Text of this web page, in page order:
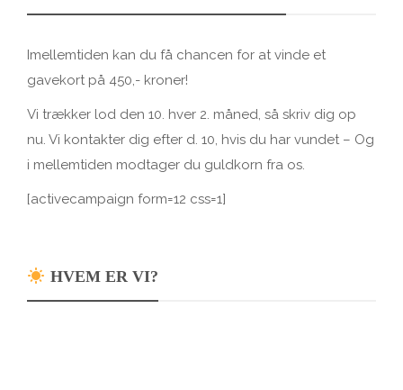
Imellemtiden kan du få chancen for at vinde et
gavekort på 450,- kroner!
Vi trækker lod den 10. hver 2. måned, så skriv dig op
nu. Vi kontakter dig efter d. 10, hvis du har vundet – Og
i mellemtiden modtager du guldkorn fra os.
[activecampaign form=12 css=1]
HVEM ER VI?